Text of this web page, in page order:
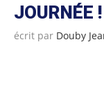
JOURNÉE !
écrit par Douby